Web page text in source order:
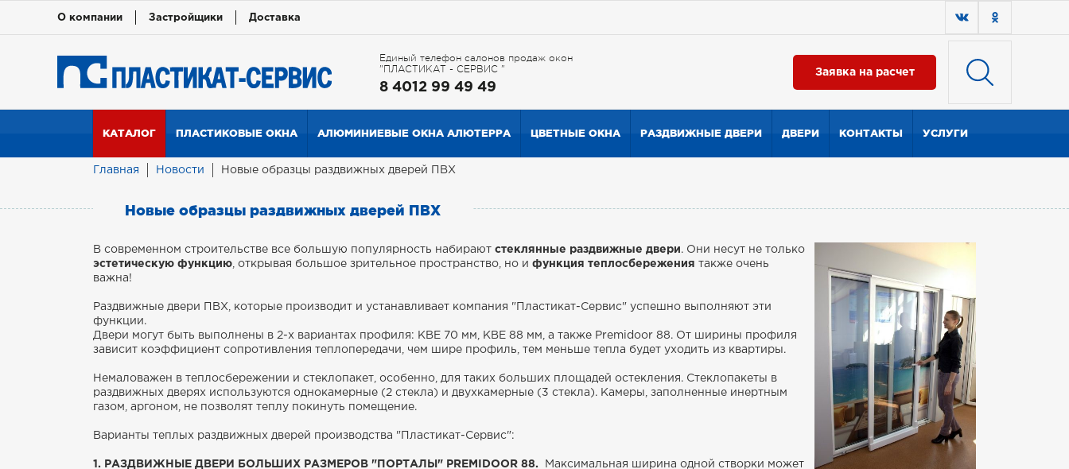
О компании Застройщики Доставка
Единый телефон салонов продаж окон
"ПЛАСТИКАТ - СЕРВИС "
8 4012 99 49 49
Заявка на расчет
КАТАЛОГ ПЛАСТИКОВЫЕ ОКНА АЛЮМИНИЕВЫЕ ОКНА АЛЮТЕРРА ЦВЕТНЫЕ ОКНА РАЗДВИЖНЫЕ ДВЕРИ ДВЕРИ КОНТАКТЫ УСЛУГИ
Главная Новости Новые образцы раздвижных дверей ПВХ
Новые образцы раздвижных дверей ПВХ
В современном строительстве все большую популярность набирают стеклянные раздвижные двери. Они несут не только
эстетическую функцию , открывая большое зрительное пространство, но и функция теплосбережения также очень
важна!
Раздвижные двери ПВХ, которые производит и устанавливает компания "Пластикат-Сервис" успешно выполняют эти
функции.
Двери могут быть выполнены в 2-х вариантах профиля: KBE 70 мм, KBE 88 мм, а также Premidoor 88. От ширины профиля
зависит коэффициент сопротивления теплопередачи, чем шире профиль, тем меньше тепла будет уходить из квартиры.
Немаловажен в теплосбережении и стеклопакет, особенно, для таких больших площадей остекления. Стеклопакеты в
раздвижных дверях используются однокамерные (2 стекла) и двухкамерные (3 стекла). Камеры, заполненные инертным
газом, аргоном, не позволят теплу покинуть помещение.
Варианты теплых раздвижных дверей производства "Пластикат-Сервис":
1. РАЗДВИЖНЫЕ ДВЕРИ БОЛЬШИХ РАЗМЕРОВ "ПОРТАЛЫ" PREMIDOOR 88. Максимальная ширина одной створки может